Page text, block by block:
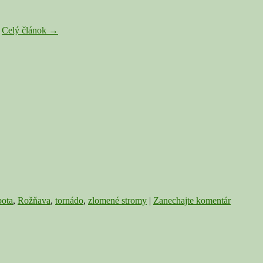
Celý článok Teplotné
→
, Rožňava, tornádo, zlomené stromy | Zanechajte komentár